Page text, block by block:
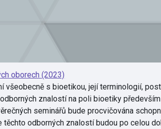
oborech (2023)
všeobecně s bioetikou, její terminologií,
znalostí na poli bioetiky
seminářů bude procvičována
odborných znalostí budou po celou